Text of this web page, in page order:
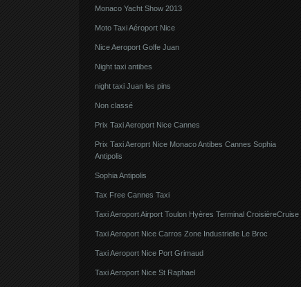
Monaco Yacht Show 2013
Moto Taxi Aéroport Nice
Nice Aeroport Golfe Juan
Night taxi antibes
night taxi Juan les pins
Non classé
Prix Taxi Aeroport Nice Cannes
Prix Taxi Aeroprt Nice Monaco Antibes Cannes Sophia
Antipolis
Sophia Antipolis
Tax Free Cannes Taxi
Taxi Aeroport Airport Toulon Hyères Terminal CroisièreCruise
Taxi Aeroport Nice Carros Zone Industrielle Le Broc
Taxi Aeroport Nice Port Grimaud
Taxi Aeroport Nice St Raphael